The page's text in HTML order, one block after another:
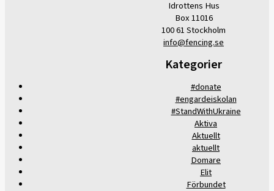
Idrottens Hus
Box 11016
100 61 Stockholm
info@fencing.se
Kategorier
#donate
#engardeiskolan
#StandWithUkraine
Aktiva
Aktuellt
aktuellt
Domare
Elit
Förbundet